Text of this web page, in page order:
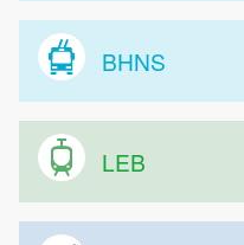
BHNS
LEB